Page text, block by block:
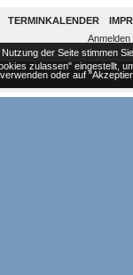
TERMINKALENDER
Anmelden
der Seite stimmen
zulassen" eingestellt,
verwenden oder auf